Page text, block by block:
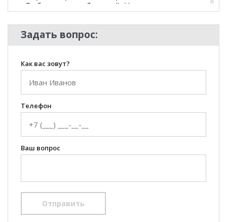
Задать вопрос:
Как вас зовут?
Телефон
Ваш вопрос
Отправить